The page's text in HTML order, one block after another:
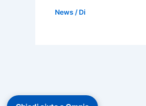
News / Di